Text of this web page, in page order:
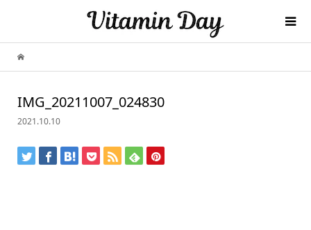
IMG_20211007_024830
2021.10.10